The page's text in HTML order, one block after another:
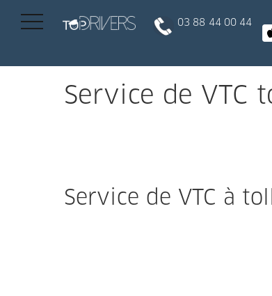
INSCRIPTION CLIENT
Réserver votre course
03 88 44 00 44
Service de VTC
Service de VTC à